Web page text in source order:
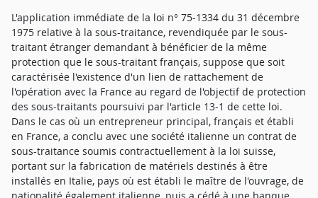
L'application immédiate de la loi n° 75-1334 du 31 décembre
1975 relative à la sous-traitance, revendiquée par le sous-
traitant étranger demandant à bénéficier de la même
protection que le sous-traitant français, suppose que soit
caractérisée l'existence d'un lien de rattachement de
l'opération avec la France au regard de l'objectif de protection
des sous-traitants poursuivi par l'article 13-1 de cette loi.
Dans le cas où un entrepreneur principal, français et établi
en France, a conclu avec une société italienne un contrat de
sous-traitance soumis contractuellement à la loi suisse,
portant sur la fabrication de matériels destinés à être
installés en Italie, pays où est établi le maître de l'ouvrage, de